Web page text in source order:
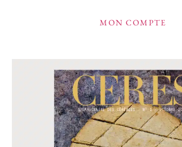
MON COMPTE